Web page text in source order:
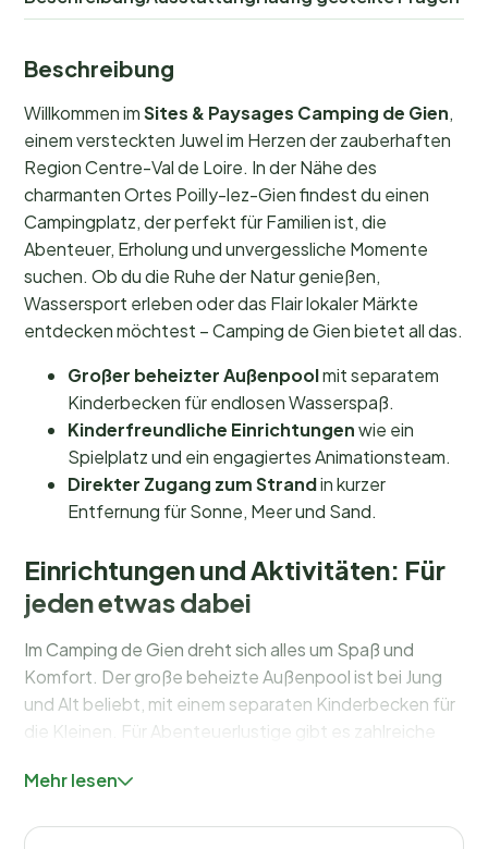
Beschreibung
Willkommen imSites & Paysages Camping de Gien,
einem versteckten Juwel im Herzen der zauberhaften
Region Centre-Val de Loire. In der Nähe des
charmanten Ortes Poilly-lez-Gien findest du einen
Campingplatz, der perfekt für Familien ist, die
Abenteuer, Erholung und unvergessliche Momente
suchen. Ob du die Ruhe der Natur genießen,
Wassersport erleben oder das Flair lokaler Märkte
entdecken möchtest – Camping de Gien bietet all das.
Großer beheizter Außenpoolmit separatem
Kinderbecken für endlosen Wasserspaß.
Kinderfreundliche Einrichtungenwie ein
Spielplatz und ein engagiertes Animationsteam.
Direkter Zugang zum Strandin kurzer
Entfernung für Sonne, Meer und Sand.
Einrichtungen und Aktivitäten: Für
jeden etwas dabei
Im Camping de Gien dreht sich alles um Spaß und
Komfort. Der große beheizte Außenpool ist bei Jung
und Alt beliebt, mit einem separaten Kinderbecken für
die Kleinen. Für Abenteuerlustige gibt es zahlreiche
Fahrradverleih. Und wer lieber in die Natur aufbricht,
und nahegelegene Naturschutzgebiete.
Mehr lesen